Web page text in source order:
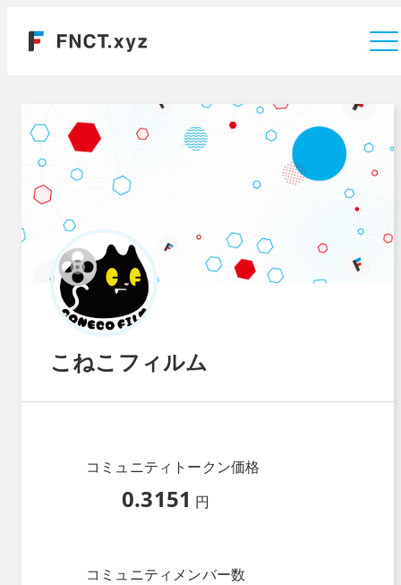
こねこフィルム
コミュニティトークン価格
0.3151 円
コミュニティメンバー数